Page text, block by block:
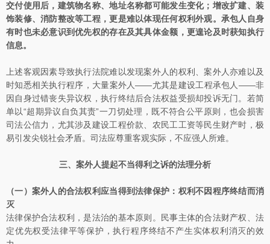
交付使用后，建筑物名称、地址名称都可能发生变化；增改扩建、装
饰装修、消防整改等工程，更是难以体现任何权利外观。承包人自身
有时也未必意识到优先权的存在及其具体金额，更遑论及时获知执行
信息。
上述客观因素导致执行法院难以发现案外人的权利、案外人亦难以及
时知悉相关执行程序，大量案外人——尤其是建设工程承包人——非
因自身过错丧失异议权，执行终结后合法权益受损却投诉无门。若简
单以“超期异议自负其责”一刀切处理，既不符合公平原则，也会损害
司法公信力，尤其涉及建设工程价款、农民工工资等民生财产时，极
易引发尖锐社会矛盾。司法应尊重客观实际，不应强人所难。
三、案外人提起不当得利之诉的法理分析
（一）案外人的合法权利应当得到法律保护：权利不因程序终结而消
灭
法律保护合法权利，是法治的基本原则。民事主体的合法财产权、法
定优先权受法律平等保护，执行程序终结不产生实体权利消灭的效